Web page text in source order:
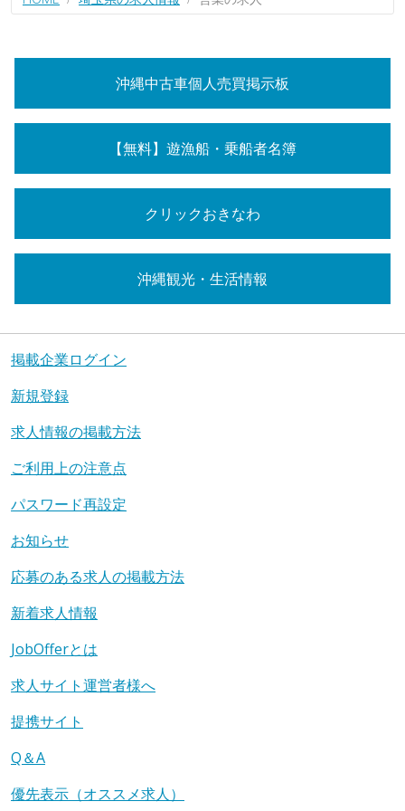
沖縄中古車個人売買掲示板
【無料】遊漁船・乗船者名簿
クリックおきなわ
沖縄観光・生活情報
掲載企業ログイン
新規登録
求人情報の掲載方法
ご利用上の注意点
パスワード再設定
お知らせ
応募のある求人の掲載方法
新着求人情報
JobOfferとは
求人サイト運営者様へ
提携サイト
Q＆A
優先表示（オススメ求人）